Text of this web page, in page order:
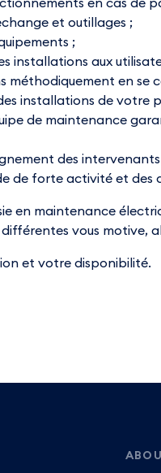
et outillages ;
;
installations aux
méthodiquement en se
installations de votre
de maintenance
des
de forte activité et
en maintenance
vous motive,
et votre disponibilité.